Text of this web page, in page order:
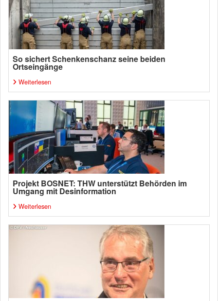
So sichert Schenkenschanz seine beiden
Ortseingänge
Weiterlesen
Projekt BOSNET: THW unterstützt Behörden im
Umgang mit Desinformation
Weiterlesen